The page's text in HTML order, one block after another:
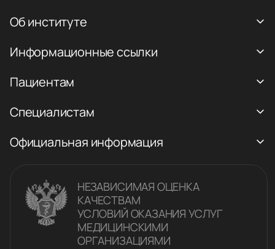
Об институте
Информационные ссылки
Пациентам
Специалистам
Официальная информация
НЕЗАВИСИМАЯ ОЦЕНКА
КАЧЕСТВАM
УСЛОВИЙ ОКАЗАНИЯ УСЛУГ
МЕДИЦИНСКИМИ
ОРГАНИЗАЦИЯМИ